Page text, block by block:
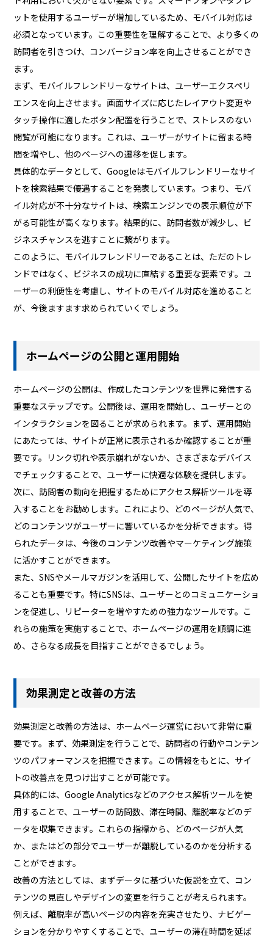
ットを使用するユーザーが増加しているため、モバイル対応は
必須となっています。この重要性を理解することで、より多くの
訪問者を引きつけ、コンバージョン率を向上させることができ
ます。
まず、モバイルフレンドリーなサイトは、ユーザーエクスペリ
エンスを向上させます。画面サイズに応じたレイアウト変更や
タッチ操作に適したボタン配置を行うことで、ストレスのない
閲覧が可能になります。これは、ユーザーがサイトに留まる時
間を増やし、他のページへの遷移を促します。
具体的なデータとして、Googleはモバイルフレンドリーなサイ
トを検索結果で優遇することを発表しています。つまり、モバ
イル対応が不十分なサイトは、検索エンジンでの表示順位が下
がる可能性が高くなります。結果的に、訪問者数が減少し、ビ
ジネスチャンスを逃すことに繋がります。
このように、モバイルフレンドリーであることは、ただのトレ
ンドではなく、ビジネスの成功に直結する重要な要素です。ユ
ーザーの利便性を考慮し、サイトのモバイル対応を進めること
が、今後ますます求められていくでしょう。
ホームページの公開と運用開始
ホームページの公開は、作成したコンテンツを世界に発信する
重要なステップです。公開後は、運用を開始し、ユーザーとの
インタラクションを図ることが求められます。まず、運用開始
にあたっては、サイトが正常に表示されるか確認することが重
要です。リンク切れや表示崩れがないか、さまざまなデバイス
でチェックすることで、ユーザーに快適な体験を提供します。
次に、訪問者の動向を把握するためにアクセス解析ツールを導
入することをお勧めします。これにより、どのページが人気で、
どのコンテンツがユーザーに響いているかを分析できます。得
られたデータは、今後のコンテンツ改善やマーケティング施策
に活かすことができます。
また、SNSやメールマガジンを活用して、公開したサイトを広め
ることも重要です。特にSNSは、ユーザーとのコミュニケーショ
ンを促進し、リピーターを増やすための強力なツールです。こ
れらの施策を実施することで、ホームページの運用を順調に進
め、さらなる成長を目指すことができるでしょう。
効果測定と改善の方法
効果測定と改善の方法は、ホームページ運営において非常に重
要です。まず、効果測定を行うことで、訪問者の行動やコンテン
ツのパフォーマンスを把握できます。この情報をもとに、サイ
トの改善点を見つけ出すことが可能です。
具体的には、Google Analyticsなどのアクセス解析ツールを使
用することで、ユーザーの訪問数、滞在時間、離脱率などのデ
ータを収集できます。これらの指標から、どのページが人気
か、またはどの部分でユーザーが離脱しているのかを分析する
ことができます。
改善の方法としては、まずデータに基づいた仮説を立て、コン
テンツの見直しやデザインの変更を行うことが考えられます。
例えば、離脱率が高いページの内容を充実させたり、ナビゲー
ションを分かりやすくすることで、ユーザーの滞在時間を延ば